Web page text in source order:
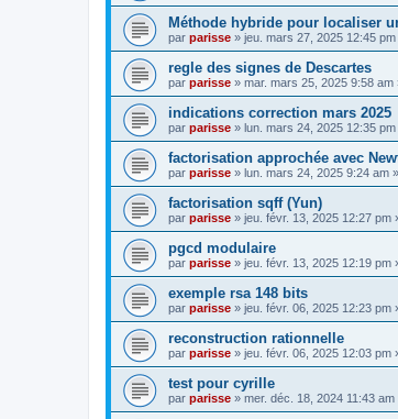
Méthode hybride pour localiser
par parisse » jeu. mars 27, 2025 12:45 pm
regle des signes de Descartes
par parisse » mar. mars 25, 2025 9:58 am
indications correction mars 2025
par parisse » lun. mars 24, 2025 12:35 pm
factorisation approchée avec
par parisse » lun. mars 24, 2025 9:24 am
factorisation sqff (Yun)
par parisse » jeu. févr. 13, 2025 12:27 pm
pgcd modulaire
par parisse » jeu. févr. 13, 2025 12:19 pm
exemple rsa 148 bits
par parisse » jeu. févr. 06, 2025 12:23 pm
reconstruction rationnelle
par parisse » jeu. févr. 06, 2025 12:03 pm
test pour cyrille
par parisse » mer. déc. 18, 2024 11:43 am